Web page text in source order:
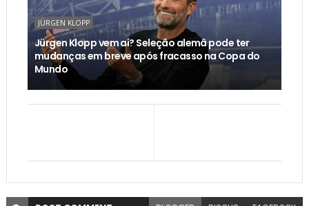
JÜRGEN KLOPP
Jürgen Klopp vem aí? Seleção alemã pode ter
mudanças em breve após fracasso na Copa do
Mundo